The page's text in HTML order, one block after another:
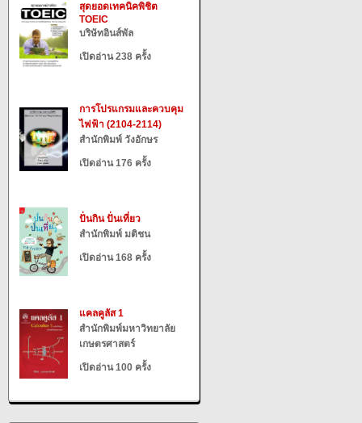
สุดยอดเทคนิคพิชิต
TOEIC
บริษัทอินส์พัล
เปิดอ่าน 238 ครั้ง
การโปรแกรมและควบคุม
ไฟฟ้า (2104-2114)
สำนักพิมพ์ วังอักษร
เปิดอ่าน 176 ครั้ง
ปั่นกิน ปั่นเที่ยว
สำนักพิมพ์ มติชน
เปิดอ่าน 168 ครั้ง
แคลคูลัส 1
สำนักพิมพ์มหาวิทยาลัย
เกษตรศาสตร์
เปิดอ่าน 100 ครั้ง